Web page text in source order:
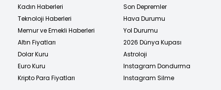
Kadın Haberleri
Teknoloji Haberleri
Memur ve Emekli Haberleri
Altın Fiyatları
Dolar Kuru
Euro Kuru
Kripto Para Fiyatları
Son Depremler
Hava Durumu
Yol Durumu
2026 Dünya Kupası
Astroloji
Instagram Dondurma
Instagram Silme